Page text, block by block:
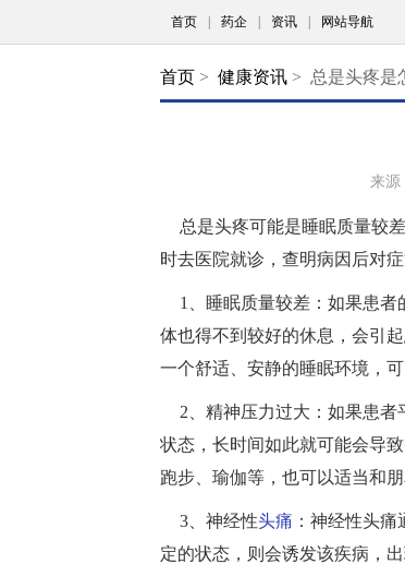
首页 药企 资讯 网站导航
首页 > 健康资讯 > 总是头疼是
来源
总是头疼可能是睡眠质量较
时去医院就诊，查明病因后对症
1、睡眠质量较差：如果患
体也得不到较好的休息，会引
一个舒适、安静的睡眠环境，
2、精神压力过大：如果患
状态，长时间如此就可能会导
跑步、瑜伽等，也可以适当和
3、神经性头痛 ：神经性头
定的状态，则会诱发该疾病，